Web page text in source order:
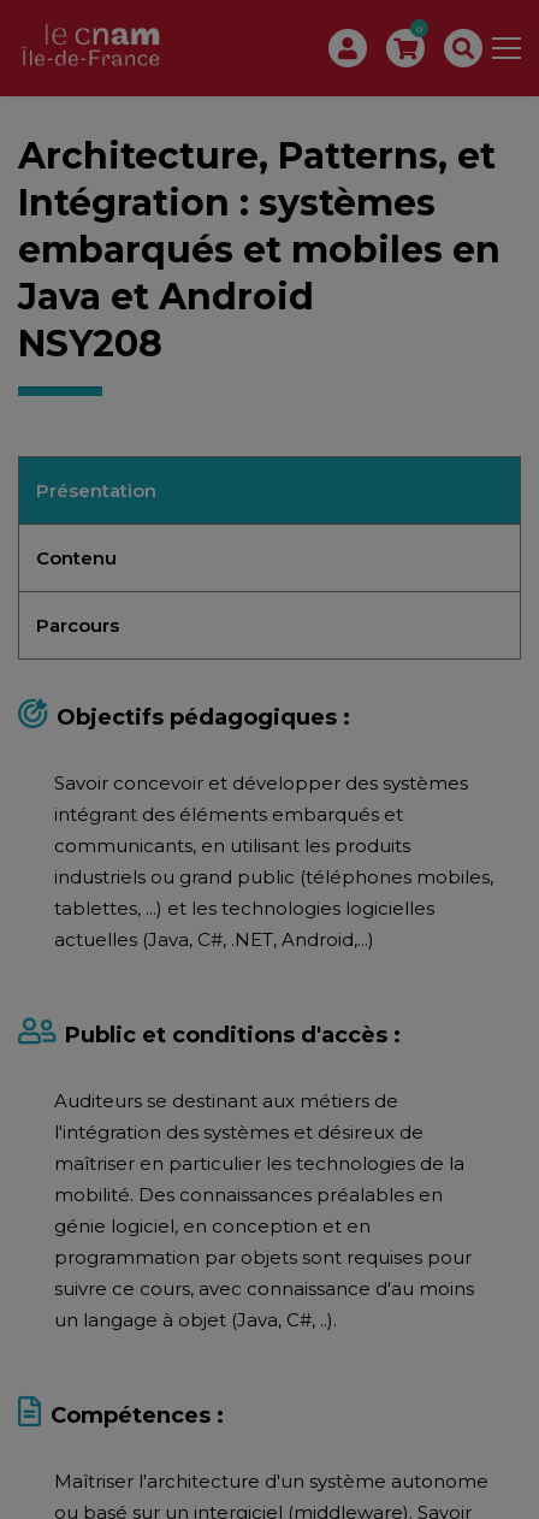
0
Architecture, Patterns, et
Intégration : systèmes
embarqués et mobiles en
Java et Android
NSY208
Présentation
Contenu
Parcours
Objectifs pédagogiques :
Savoir concevoir et développer des systèmes
intégrant des éléments embarqués et
communicants, en utilisant les produits
industriels ou grand public (téléphones mobiles,
tablettes, ...) et les technologies logicielles
actuelles (Java, C#, .NET, Android,...)
Public et conditions d'accès :
Auditeurs se destinant aux métiers de
l'intégration des systèmes et désireux de
maîtriser en particulier les technologies de la
mobilité. Des connaissances préalables en
génie logiciel, en conception et en
programmation par objets sont requises pour
suivre ce cours, avec connaissance d'au moins
un langage à objet (Java, C#, ..).
Compétences :
Maîtriser l'architecture d'un système autonome
ou basé sur un intergiciel (middleware). Savoir